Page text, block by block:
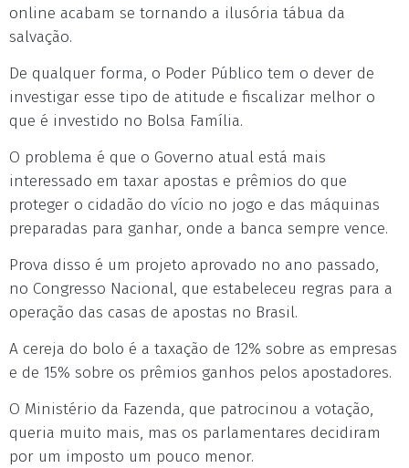
online acabam se tornando a ilusória tábua da
salvação.
De qualquer forma, o Poder Público tem o dever de
investigar esse tipo de atitude e fiscalizar melhor o
que é investido no Bolsa Família.
O problema é que o Governo atual está mais
interessado em taxar apostas e prêmios do que
proteger o cidadão do vício no jogo e das máquinas
preparadas para ganhar, onde a banca sempre vence.
Prova disso é um projeto aprovado no ano passado,
no Congresso Nacional, que estabeleceu regras para a
operação das casas de apostas no Brasil.
A cereja do bolo é a taxação de 12% sobre as empresas
e de 15% sobre os prêmios ganhos pelos apostadores.
O Ministério da Fazenda, que patrocinou a votação,
queria muito mais, mas os parlamentares decidiram
por um imposto um pouco menor.